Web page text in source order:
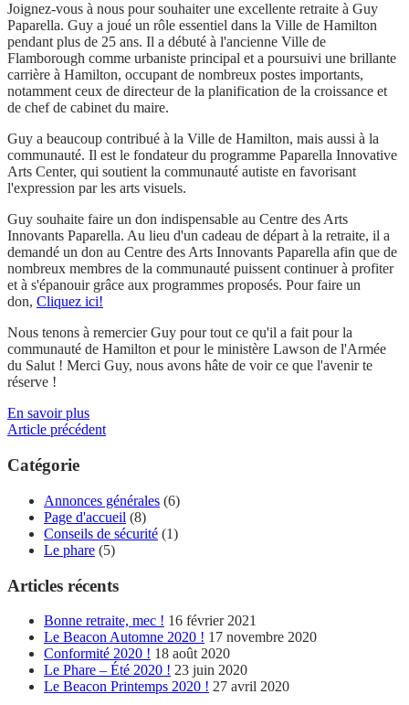
Joignez-vous à nous pour souhaiter une excellente retraite à Guy
Paparella. Guy a joué un rôle essentiel dans la Ville de Hamilton
pendant plus de 25 ans. Il a débuté à l'ancienne Ville de
Flamborough comme urbaniste principal et a poursuivi une brillante
carrière à Hamilton, occupant de nombreux postes importants,
notamment ceux de directeur de la planification de la croissance et
de chef de cabinet du maire.
Guy a beaucoup contribué à la Ville de Hamilton, mais aussi à la
communauté. Il est le fondateur du programme Paparella Innovative
Arts Center, qui soutient la communauté autiste en favorisant
l'expression par les arts visuels.
Guy souhaite faire un don indispensable au Centre des Arts
Innovants Paparella. Au lieu d'un cadeau de départ à la retraite, il a
demandé un don au Centre des Arts Innovants Paparella afin que de
nombreux membres de la communauté puissent continuer à profiter
et à s'épanouir grâce aux programmes proposés. Pour faire un
don, Cliquez ici!
Nous tenons à remercier Guy pour tout ce qu'il a fait pour la
communauté de Hamilton et pour le ministère Lawson de l'Armée
du Salut ! Merci Guy, nous avons hâte de voir ce que l'avenir te
réserve !
En savoir plus
Article précédent
Catégorie
Annonces générales (6)
Page d'accueil (8)
Conseils de sécurité (1)
Le phare (5)
Articles récents
Bonne retraite, mec ! 16 février 2021
Le Beacon Automne 2020 ! 17 novembre 2020
Conformité 2020 ! 18 août 2020
Le Phare – Été 2020 ! 23 juin 2020
Le Beacon Printemps 2020 ! 27 avril 2020